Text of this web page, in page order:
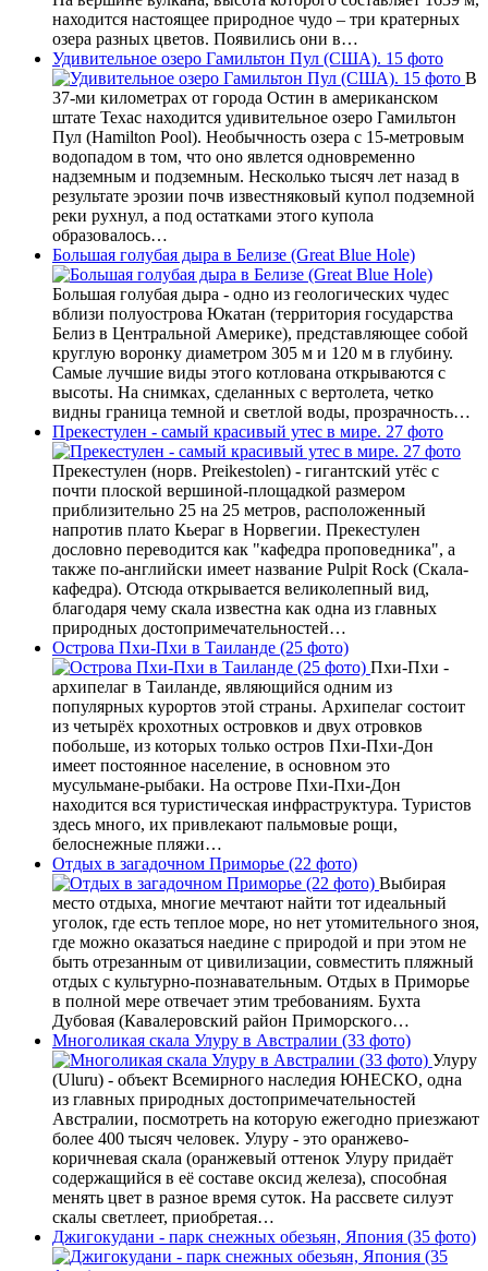
находится настоящее природное чудо – три кратерных
озера разных цветов. Появились они в…
Удивительное озеро Гамильтон Пул (США). 15 фото
В
37-ми километрах от города Остин в американском
штате Техас находится удивительное озеро Гамильтон
Пул (Hamilton Pool). Необычность озера с 15-метровым
водопадом в том, что оно явлется одновременно
надземным и подземным. Несколько тысяч лет назад в
результате эрозии почв известняковый купол подземной
реки рухнул, а под остатками этого купола
образовалось…
Большая голубая дыра в Белизе (Great Blue Hole)
Большая голубая дыра - одно из геологических чудес
вблизи полуострова Юкатан (территория государства
Белиз в Центральной Америке), представляющее собой
круглую воронку диаметром 305 м и 120 м в глубину.
Самые лучшие виды этого котлована открываются с
высоты. На снимках, сделанных с вертолета, четко
видны граница темной и светлой воды, прозрачность…
Прекестулен - самый красивый утес в мире. 27 фото
Прекестулен (норв. Preikestolen) - гигантский утёс с
почти плоской вершиной-площадкой размером
приблизительно 25 на 25 метров, расположенный
напротив плато Кьераг в Норвегии. Прекестулен
дословно переводится как "кафедра проповедника", а
также по-английски имеет название Pulpit Rock (Скала-
кафедра). Отсюда открывается великолепный вид,
благодаря чему скала известна как одна из главных
природных достопримечательностей…
Острова Пхи-Пхи в Таиланде (25 фото)
Пхи-Пхи -
архипелаг в Таиланде, являющийся одним из
популярных курортов этой страны. Архипелаг состоит
из четырёх крохотных островков и двух отровков
побольше, из которых только остров Пхи-Пхи-Дон
имеет постоянное население, в основном это
мусульмане-рыбаки. На острове Пхи-Пхи-Дон
находится вся туристическая инфраструктура. Туристов
здесь много, их привлекают пальмовые рощи,
белоснежные пляжи…
Отдых в загадочном Приморье (22 фото)
Выбирая
место отдыха, многие мечтают найти тот идеальный
уголок, где есть теплое море, но нет утомительного зноя,
где можно оказаться наедине с природой и при этом не
быть отрезанным от цивилизации, совместить пляжный
отдых с культурно-познавательным. Отдых в Приморье
в полной мере отвечает этим требованиям. Бухта
Дубовая (Кавалеровский район Приморского…
Многоликая скала Улуру в Австралии (33 фото)
Улуру
(Uluru) - объект Всемирного наследия ЮНЕСКО, одна
из главных природных достопримечательностей
Австралии, посмотреть на которую ежегодно приезжают
более 400 тысяч человек. Улуру - это оранжево-
коричневая скала (оранжевый оттенок Улуру придаёт
содержащийся в её составе оксид железа), способная
менять цвет в разное время суток. На рассвете силуэт
скалы светлеет, приобретая…
Джигокудани - парк снежных обезьян, Япония (35 фото)